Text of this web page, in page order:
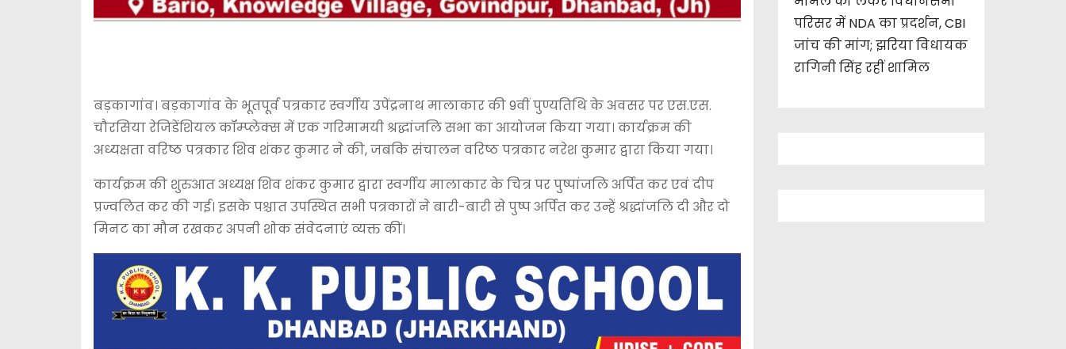
बड़कागांव। बड़कागांव के भूतपूर्व पत्रकार स्वर्गीय उपेंद्रनाथ मालाकार की 9वीं पुण्यतिथि के अवसर पर एस.एस.
चौरसिया रेजिडेंशियल कॉम्प्लेक्स में एक गरिमामयी श्रद्धांजलि सभा का आयोजन किया गया। कार्यक्रम की
अध्यक्षता वरिष्ठ पत्रकार शिव शंकर कुमार ने की, जबकि संचालन वरिष्ठ पत्रकार नरेश कुमार द्वारा किया गया।
कार्यक्रम की शुरुआत अध्यक्ष शिव शंकर कुमार द्वारा स्वर्गीय मालाकार के चित्र पर पुष्पांजलि अर्पित कर एवं दीप
प्रज्वलित कर की गई। इसके पश्चात उपस्थित सभी पत्रकारों ने बारी-बारी से पुष्प अर्पित कर उन्हें श्रद्धांजलि दी और दो
मिनट का मौन रखकर अपनी शोक संवेदनाएं व्यक्त कीं।
परिसर में NDA का प्रदर्शन, CBI
जांच की मांग; झरिया विधायक
रागिनी सिंह रहीं शामिल